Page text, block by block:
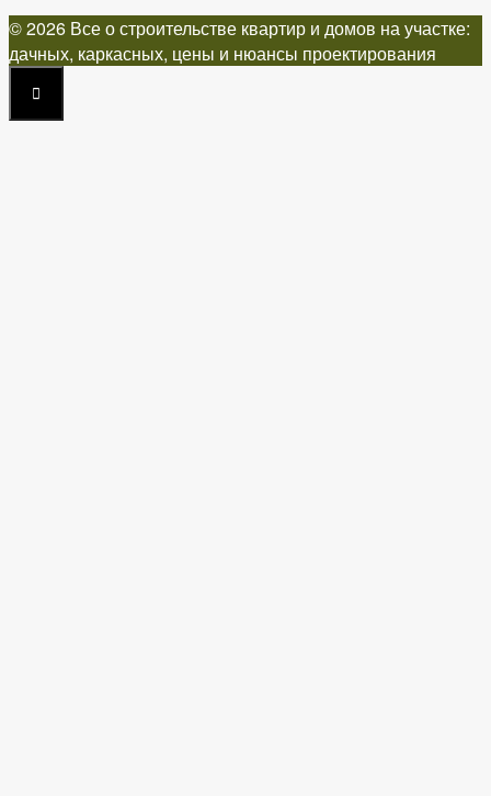
© 2026 Все о строительстве квартир и домов на участке:
дачных, каркасных, цены и нюансы проектирования